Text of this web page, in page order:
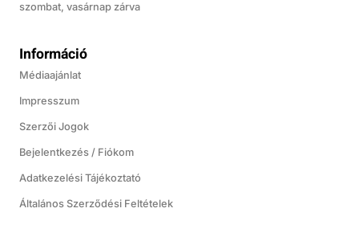
szombat, vasárnap zárva
Információ
Médiaajánlat
Impresszum
Szerzői Jogok
Bejelentkezés / Fiókom
Adatkezelési Tájékoztató
Általános Szerződési Feltételek